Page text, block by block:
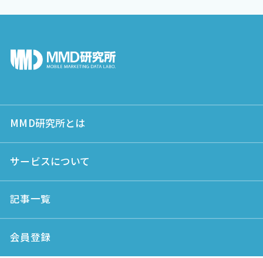
MMD研究所とは
サービスについて
記事一覧
会員登録